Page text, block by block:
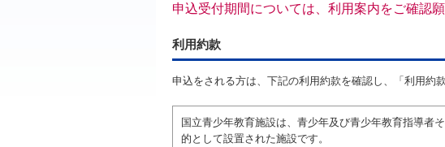
申込受付期間については、利用案内をご確認願
利用約款
申込をされる方は、下記の利用約款を確認し、「利用約
国立青少年教育施設は、青少年及び青少年教育指導者
的として設置された施設です。